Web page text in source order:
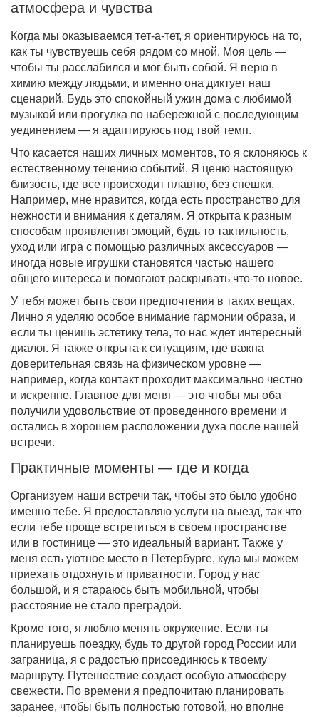
атмосфера и чувства
Когда мы оказываемся тет-а-тет, я ориентируюсь на то,
как ты чувствуешь себя рядом со мной. Моя цель —
чтобы ты расслабился и мог быть собой. Я верю в
химию между людьми, и именно она диктует наш
сценарий. Будь это спокойный ужин дома с любимой
музыкой или прогулка по набережной с последующим
уединением — я адаптируюсь под твой темп.
Что касается наших личных моментов, то я склоняюсь к
естественному течению событий. Я ценю настоящую
близость, где все происходит плавно, без спешки.
Например, мне нравится, когда есть пространство для
нежности и внимания к деталям. Я открыта к разным
способам проявления эмоций, будь то тактильность,
уход или игра с помощью различных аксессуаров —
иногда новые игрушки становятся частью нашего
общего интереса и помогают раскрывать что-то новое.
У тебя может быть свои предпочтения в таких вещах.
Лично я уделяю особое внимание гармонии образа, и
если ты ценишь эстетику тела, то нас ждет интересный
диалог. Я также открыта к ситуациям, где важна
доверительная связь на физическом уровне —
например, когда контакт проходит максимально честно
и искренне. Главное для меня — это чтобы мы оба
получили удовольствие от проведенного времени и
остались в хорошем расположении духа после нашей
встречи.
Практичные моменты — где и когда
Организуем наши встречи так, чтобы это было удобно
именно тебе. Я предоставляю услуги на выезд, так что
если тебе проще встретиться в своем пространстве
или в гостинице — это идеальный вариант. Также у
меня есть уютное место в Петербурге, куда мы можем
приехать отдохнуть и приватности. Город у нас
большой, и я стараюсь быть мобильной, чтобы
расстояние не стало преградой.
Кроме того, я люблю менять окружение. Если ты
планируешь поездку, будь то другой город России или
заграница, я с радостью присоединюсь к твоему
маршруту. Путешествие создает особую атмосферу
свежести. По времени я предпочитаю планировать
заранее, чтобы быть полностью готовой, но вполне